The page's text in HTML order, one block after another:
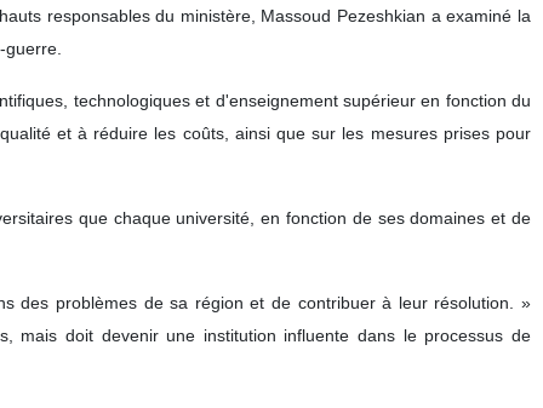
responsables du ministère, Massoud Pezeshkian a examiné la
technologiques et d'enseignement supérieur en fonction du
et à réduire les coûts, ainsi que sur les mesures prises pour
que chaque université, en fonction de ses domaines et de
des problèmes de sa région et de contribuer à leur résolution. »
mais doit devenir une institution influente dans le processus de